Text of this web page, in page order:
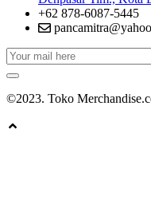
+62 878-6087-5445
©2023. Toko